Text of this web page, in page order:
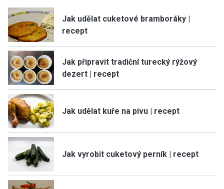
Jak udělat cuketové bramboráky |
recept
Jak připravit tradiční turecký rýžový
dezert | recept
Jak udělat kuře na pivu | recept
Jak vyrobit cuketový perník | recept